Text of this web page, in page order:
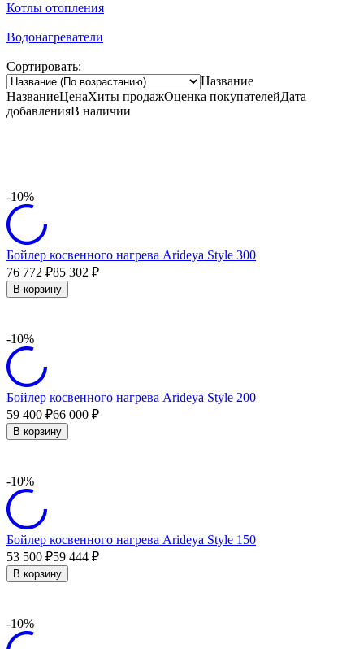
Котлы отопления
Водонагреватели
Сортировать:
Название
НазваниеЦенаХиты продажОценка покупателейДата
добавленияВ наличии
-10%
Бойлер косвенного нагрева Arideya Style 300
76 772 ₽85 302 ₽
В корзину
-10%
Бойлер косвенного нагрева Arideya Style 200
59 400 ₽66 000 ₽
В корзину
-10%
Бойлер косвенного нагрева Arideya Style 150
53 500 ₽59 444 ₽
В корзину
-10%